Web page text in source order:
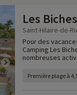
Les Biches
Saint-Hilaire-de-
Pour des
Camping Les
nombreuses
Première plage à